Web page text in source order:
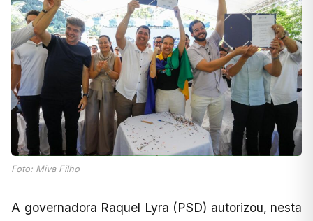
Foto: Miva Filho
A governadora Raquel Lyra (PSD) autorizou, nesta